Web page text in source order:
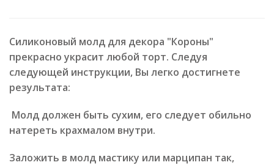
Силиконовый молд для декора "Короны"
прекрасно украсит любой торт. Следуя
следующей инструкции, Вы легко достигнете
результата:
Молд должен быть сухим, его следует обильно
натереть крахмалом внутри.
Заложить в молд мастику или марципан так,